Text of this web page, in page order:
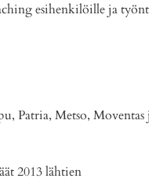
esihenkilöille ja
Patria, Metso, Moventas
2013 lähtien